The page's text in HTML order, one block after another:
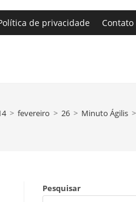
de privacidade Contato
> fevereiro > 26 > Minuto Ágilis >
Pesquisar